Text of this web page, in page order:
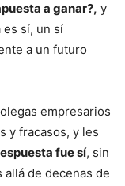
a ganar?, y
sí, un sí
a un futuro
empresarios
y fracasos, y les
fue sí, sin
de decenas de